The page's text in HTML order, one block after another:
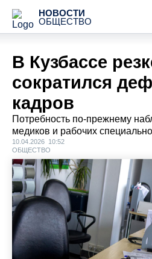
НОВОСТИ
ОБЩЕСТВО
В Кузбассе
сократился
кадров
Потребность по-прежнему
медиков и рабочих
10.04.2026 10:52
ОБЩЕСТВО